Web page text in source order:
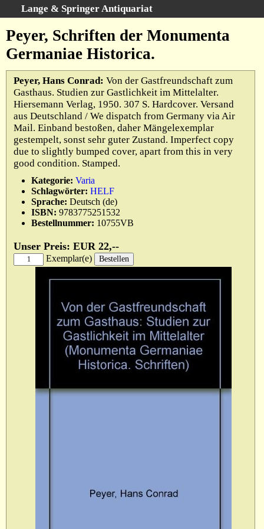
Lange & Springer Antiquariat
Startseite
Kategorien
Schlagwörter
Gesamtbestand
Warenkorb
Ankauf
AGB
Widerruf
Datenschutz
Impressum
Peyer, Schriften der Monumenta
Germaniae Historica.
Peyer, Hans Conrad: Von der Gastfreundschaft zum
Gasthaus. Studien zur Gastlichkeit im Mittelalter.
Hiersemann Verlag, 1950. 307 S. Hardcover. Versand
aus Deutschland / We dispatch from Germany via Air
Mail. Einband bestoßen, daher Mängelexemplar
gestempelt, sonst sehr guter Zustand. Imperfect copy
due to slightly bumped cover, apart from this in very
good condition. Stamped.
Kategorie: Varia
Schlagwörter: HELF
Sprache: Deutsch (de)
ISBN: 9783775251532
Bestellnummer: 10755VB
Unser Preis: EUR 22,--
Exemplar(e)